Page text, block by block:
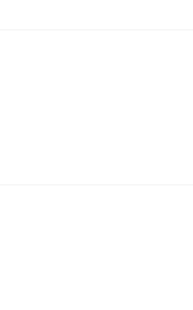
не увеличился
незначительный рост
«Всемирный ежегодник обуви
тренду на
и с тонкой подошвой). Но в